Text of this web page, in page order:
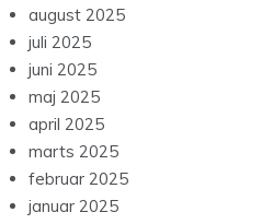
august 2025
juli 2025
juni 2025
maj 2025
april 2025
marts 2025
februar 2025
januar 2025